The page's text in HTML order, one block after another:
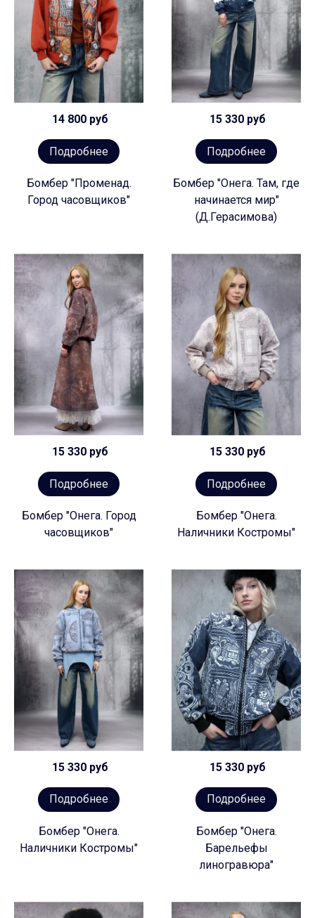
14 800 руб
Подробнее
Бомбер "Променад.
Город часовщиков"
15 330 руб
Подробнее
Бомбер "Онега. Там, где
начинается мир"
(Д.Герасимова)
15 330 руб
Подробнее
Бомбер "Онега. Город
часовщиков"
15 330 руб
Подробнее
Бомбер "Онега.
Наличники Костромы"
15 330 руб
Подробнее
Бомбер "Онега.
Наличники Костромы"
15 330 руб
Подробнее
Бомбер "Онега.
Барельефы
линогравюра"